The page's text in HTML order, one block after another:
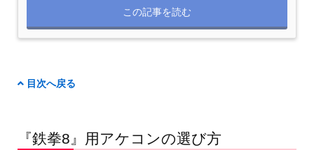
この記事を読む
目次へ戻る
『鉄拳8』用アケコンの選び方